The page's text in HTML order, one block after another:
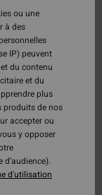
ou une
à des
IP) peuvent
du contenu
et du
plus
produits de nos
accepter ou
y opposer
d'utilisation